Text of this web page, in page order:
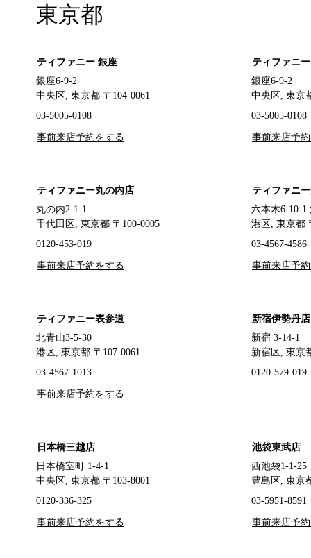
東京都
ティファニー 銀座
銀座6-9-2
中央区, 東京都 〒104-0061
03-5005-0108
事前来店予約をする
ティファニ
銀座6-9-2
中央区, 東京
03-5005-0108
事前来店予
ティファニー丸の内店
丸の内2-1-1
千代田区, 東京都 〒100-0005
0120-453-019
事前来店予約をする
ティファニ
六本木6-10-1
港区, 東京都
03-4567-4586
事前来店予
ティファニー表参道
北青山3-5-30
港区, 東京都 〒107-0061
03-4567-1013
事前来店予約をする
新宿伊勢丹
新宿 3-14-1
新宿区, 東京
0120-579-019
日本橋三越店
日本橋室町 1-4-1
中央区, 東京都 〒103-8001
0120-336-325
事前来店予約をする
池袋東武店
西池袋1-1-
豊島区, 東京
03-5951-8591
事前来店予